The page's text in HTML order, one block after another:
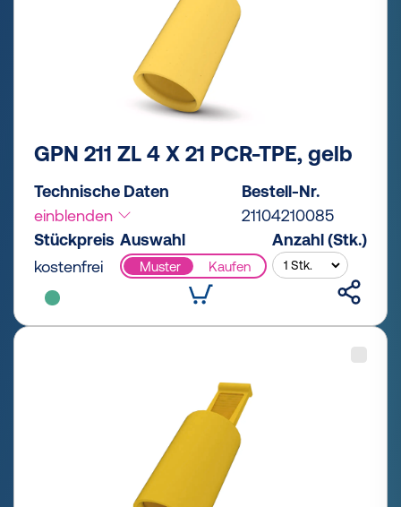
GPN 211 ZL 4 X 21 PCR-TPE, gelb
Technische Daten
einblenden
Bestell-Nr.
21104210085
Stückpreis
kostenfrei
Auswahl
Muster Kaufen
Anzahl (Stk.)